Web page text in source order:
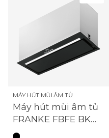
MÁY HÚT MÙI ÂM TỦ
Máy hút mùi âm tủ
FRANKE FBFE BK
MATT A70 |